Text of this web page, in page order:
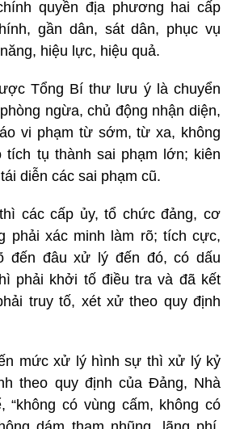
quyền địa phương hai cấp
gần dân, sát dân, phục vụ
hiệu lực, hiệu quả.
Tổng Bí thư lưu ý là chuyển
ngừa, chủ động nhận diện,
vi phạm từ sớm, từ xa, không
tích tụ thành sai phạm lớn; kiên
diễn các sai phạm cũ.
các cấp ủy, tổ chức đảng, cơ
phải xác minh làm rõ; tích cực,
đến đâu xử lý đến đó, có dấu
phải khởi tố điều tra và đã kết
truy tố, xét xử theo quy định
mức xử lý hình sự thì xử lý kỷ
theo quy định của Đảng, Nhà
“không có vùng cấm, không có